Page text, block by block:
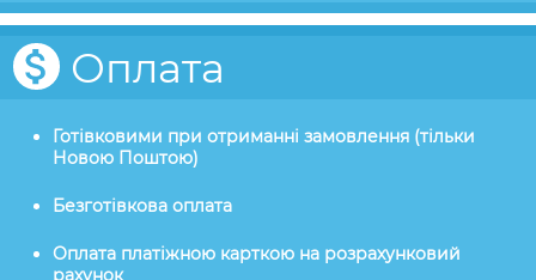
Оплата
Готівковими при отриманні замовлення (тільки
Новою Поштою)
Безготівкова оплата
Оплата платіжною карткою на розрахунковий
рахунок